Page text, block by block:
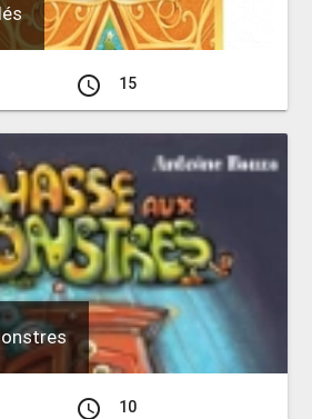
access_time 15
access_time 10